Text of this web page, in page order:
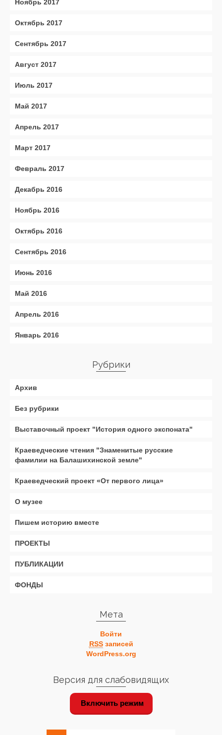
Ноябрь 2017
Октябрь 2017
Сентябрь 2017
Август 2017
Июль 2017
Май 2017
Апрель 2017
Март 2017
Февраль 2017
Декабрь 2016
Ноябрь 2016
Октябрь 2016
Сентябрь 2016
Июнь 2016
Май 2016
Апрель 2016
Январь 2016
Рубрики
Архив
Без рубрики
Выставочный проект "История одного экспоната"
Краеведческие чтения "Знаменитые русские
фамилии на Балашихинской земле"
Краеведческий проект «От первого лица»
О музее
Пишем историю вместе
ПРОЕКТЫ
ПУБЛИКАЦИИ
ФОНДЫ
Мета
Войти
RSSзаписей
WordPress.org
Версия для слабовидящих
Включить режим